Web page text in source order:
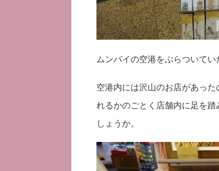
ムンバイの空港をぶらついて
空港内には沢山のお店があっ
れるかのごとく店舗内に足を
しょうか。